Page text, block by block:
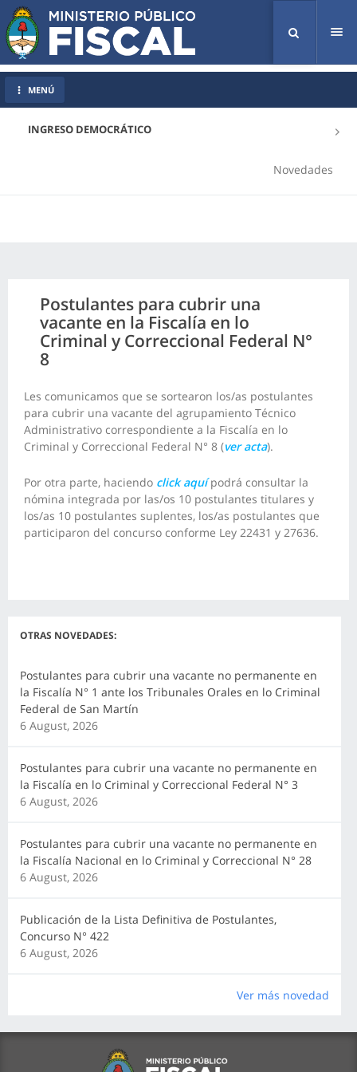
INGRESO DEMOCRÁTICO
Novedades
MENÚ
Postulantes para cubrir una
vacante en la Fiscalía en lo
Criminal y Correccional Federal N°
8
Les comunicamos que se sortearon los/as postulantes
para cubrir una vacante del agrupamiento Técnico
Administrativo correspondiente a la Fiscalía en lo
Criminal y Correccional Federal N° 8 (ver acta).
Por otra parte, haciendo click aquí podrá consultar la
nómina integrada por las/os 10 postulantes titulares y
los/as 10 postulantes suplentes, los/as postulantes que
participaron del concurso conforme Ley 22431 y 27636.
OTRAS NOVEDADES:
Postulantes para cubrir una vacante no permanente en
la Fiscalía N° 1 ante los Tribunales Orales en lo Criminal
Federal de San Martín
6 August, 2026
Postulantes para cubrir una vacante no permanente en
la Fiscalía en lo Criminal y Correccional Federal N° 3
6 August, 2026
Postulantes para cubrir una vacante no permanente en
la Fiscalía Nacional en lo Criminal y Correccional N° 28
6 August, 2026
Publicación de la Lista Definitiva de Postulantes,
Concurso N° 422
6 August, 2026
Ver más novedad